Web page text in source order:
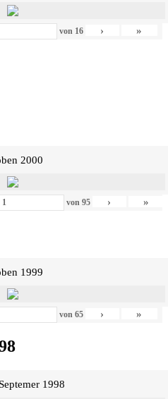
von 16 › »
2000
von 95 › »
1999
von 65 › »
1998